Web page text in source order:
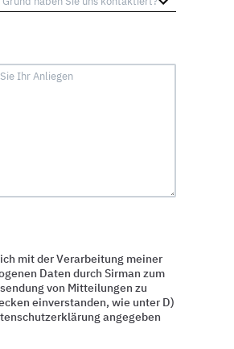
mit der Verarbeitung meiner
Daten durch Sirman zum
von Mitteilungen zu
einverstanden, wie unter D)
angegeben